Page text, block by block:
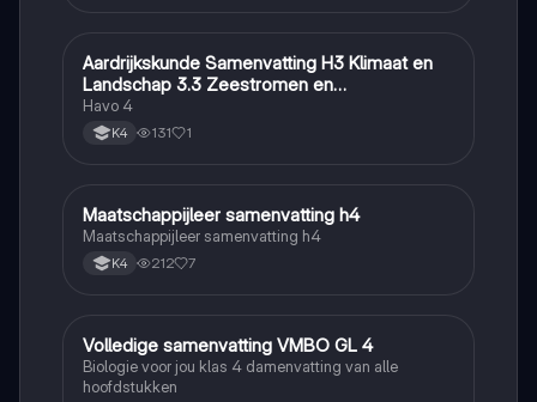
Aardrijkskunde
Aardrijkskunde Samenvatting H3 Klimaat en
Landschap 3.3 Zeestromen en
Klimaatgebieden • BuiteNLand
Havo 4
K4 131 1
Maatschappijleer
Maatschappijleer samenvatting h4
Maatschappijleer samenvatting h4
K4 212 7
Biologie
Volledige samenvatting VMBO GL 4
Biologie voor jou klas 4 damenvatting van alle
hoofdstukken